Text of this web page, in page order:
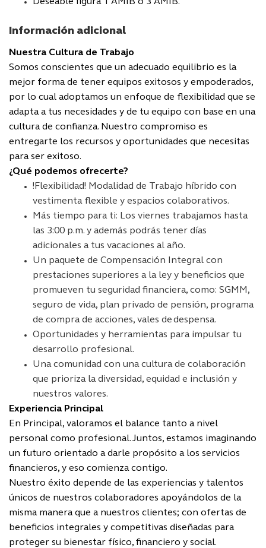
Información adicional
Nuestra Cultura de Trabajo
Somos conscientes que un adecuado equilibrio es la
mejor forma de tener equipos exitosos y empoderados,
por lo cual adoptamos un enfoque de flexibilidad que se
adapta a tus necesidades y de tu equipo con base en una
cultura de confianza. Nuestro compromiso es
entregarte los recursos y oportunidades que necesitas
para ser exitoso.
¿Qué podemos ofrecerte?
!Flexibilidad! Modalidad de Trabajo híbrido con
vestimenta flexible y espacios colaborativos.
Más tiempo para ti: Los viernes trabajamos hasta
las 3:00 p.m. y además podrás tener días
adicionales a tus vacaciones al año.
Un paquete de Compensación Integral con
prestaciones superiores a la ley y beneficios que
promueven tu seguridad financiera, como: SGMM,
seguro de vida, plan privado de pensión, programa
de compra de acciones, vales dedespensa.
Oportunidades y herramientas para impulsar tu
desarrollo profesional.
Una comunidad con una cultura de colaboración
que prioriza la diversidad, equidad e inclusión y
nuestros valores.
Experiencia Principal
En Principal, valoramos el balance tanto a nivel
personal como profesional. Juntos, estamos imaginando
un futuro orientado a darle propósito a los servicios
financieros, y eso comienza contigo.
Nuestro éxito depende de las experiencias y talentos
únicos de nuestros colaboradores apoyándolos de la
misma manera que a nuestros clientes; con ofertas de
beneficios integrales y competitivas diseñadas para
proteger su bienestar físico, financiero y social.